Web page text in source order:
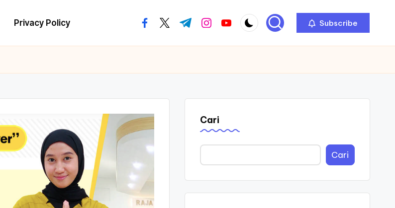
Privacy Policy facebook.com
twitter.com
t.me instagram.com
youtube.com Subscribe
Cari
Cari